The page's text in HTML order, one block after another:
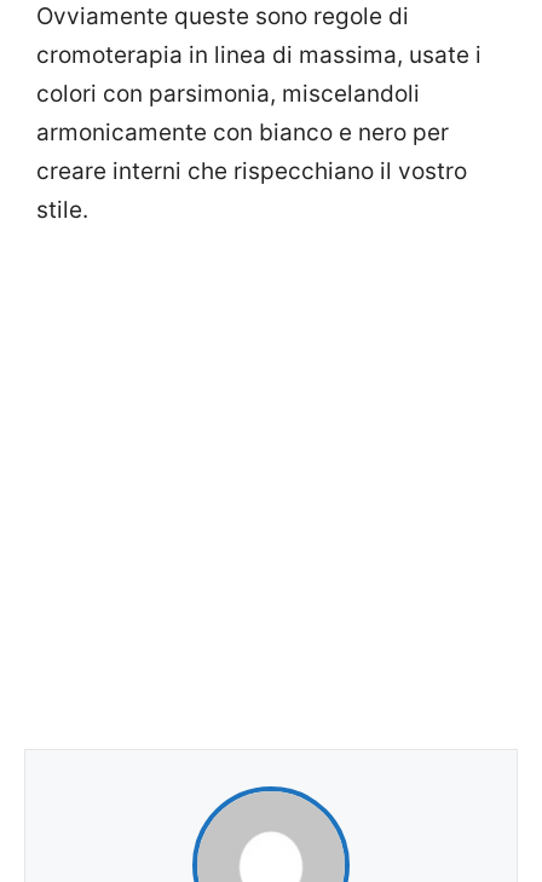
Ovviamente queste sono regole di
cromoterapia in linea di massima, usate i
colori con parsimonia, miscelandoli
armonicamente con bianco e nero per
creare interni che rispecchiano il vostro
stile.